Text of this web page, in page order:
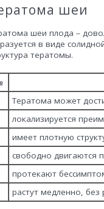
шеи
шеи плода –
в виде
тератомы.
Тератома может
локализируется
имеет плотную
свободно двигаются
протекают
растут медленно, без